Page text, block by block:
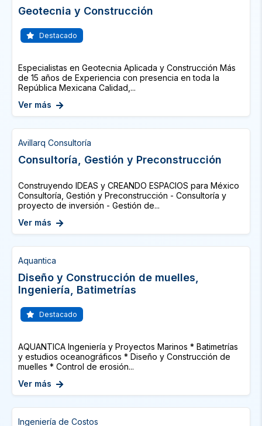
Geotecnia y Construcción
Destacado
Especialistas en Geotecnia Aplicada y Construcción Más
de 15 años de Experiencia con presencia en toda la
República Mexicana Calidad,...
Ver más
Avillarq Consultoría
Consultoría, Gestión y Preconstrucción
Construyendo IDEAS y CREANDO ESPACIOS para México
Consultoría, Gestión y Preconstrucción - Consultoría y
proyecto de inversión - Gestión de...
Ver más
Aquantica
Diseño y Construcción de muelles,
Ingeniería, Batimetrías
Destacado
AQUANTICA Ingeniería y Proyectos Marinos * Batimetrías
y estudios oceanográficos * Diseño y Construcción de
muelles * Control de erosión...
Ver más
Ingeniería de Costos